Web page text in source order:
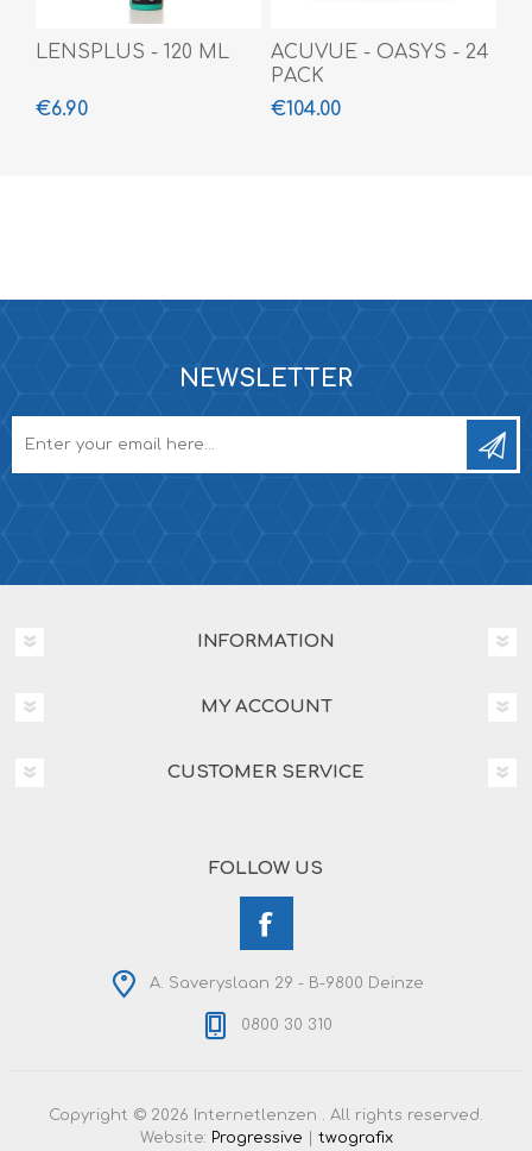
LENSPLUS - 120 ML
€6.90
ACUVUE - OASYS - 24
PACK
€104.00
NEWSLETTER
INFORMATION
MY ACCOUNT
CUSTOMER SERVICE
FOLLOW US
A. Saveryslaan 29 - B-9800 Deinze
0800 30 310
Copyright © 2026 Internetlenzen . All rights reserved.
Website: Progressive twografix